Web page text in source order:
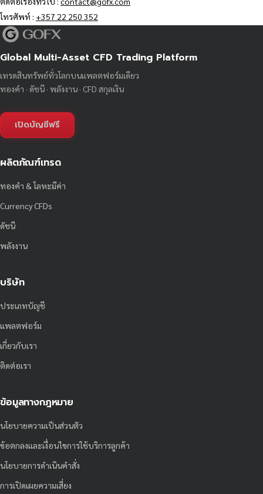
โทรศัพท์ : +357 22 250 352
Global Multi-Asset CFD Trading Platform
เทรดสินทรัพย์ทั่วโลกบนแพลตฟอร์มเดียว
ทองคำ · ดัชนี · พลังงาน · CFD สกุลเงิน
เปิดบัญชีฟรี
ผลิตภัณฑ์เทรด
ทองคำ & โลหะมีค่า
Currency CFDs
ดัชนี
พลังงาน
บริษัท
ประเภทบัญชี
แพลตฟอร์ม
เกี่ยวกับเรา
ติดต่อเรา
ข้อมูลทางกฎหมาย
นโยบายความเป็นส่วนตัว
ข้อตกลงและเงื่อนไขการใช้บริการลูกค้า
นโยบายการดำเนินคำสั่ง
การเปิดเผยความเสี่ยง